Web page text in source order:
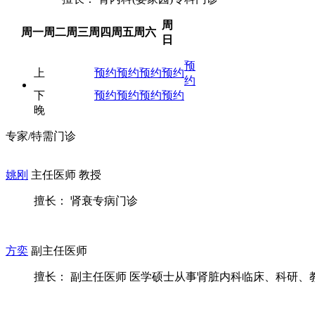
周一周二周三周四 周五周六
周
日
上 预约预约预约预约
预
约
下
预约预约预约预约
晚
专家/特需门诊
姚刚 主任医师 教授
擅长： 肾衰专病门诊
方奕 副主任医师
擅长： 副主任医师 医学硕士从事肾脏内科临床、科研、